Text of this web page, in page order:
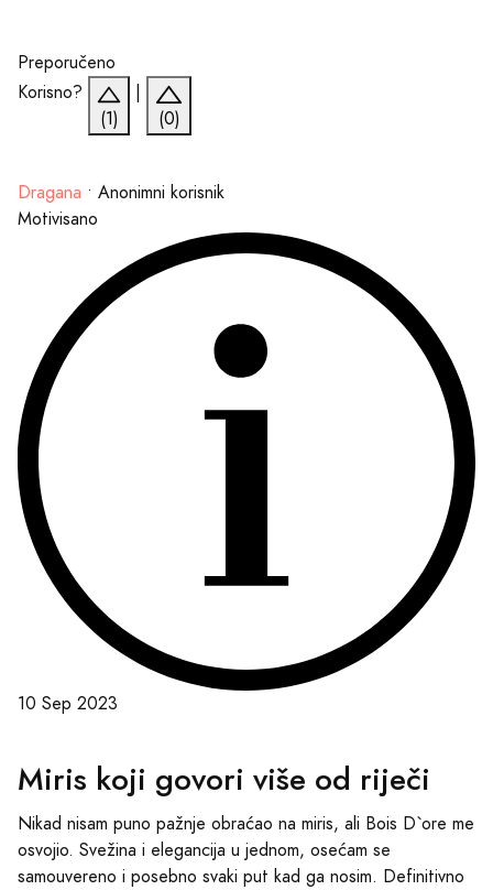
Preporučeno
Korisno?
(1)
(0)
Dragana • Anonimni korisnik
Motivisano
10 Sep 2023
Miris koji govori više od riječi
Nikad nisam puno pažnje obraćao na miris, ali Bois D`ore me
osvojio. Svežina i elegancija u jednom, osećam se
samouvereno i posebno svaki put kad ga nosim. Definitivno